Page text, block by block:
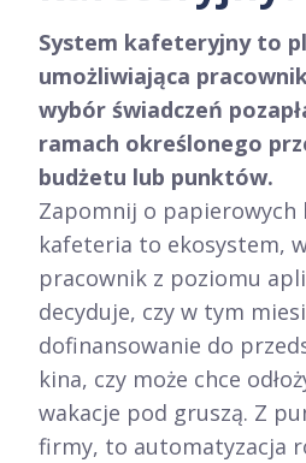
System kafeteryjny to
umożliwiająca
wybór świadczeń
ramach określonego
budżetu lub punktów.
Zapomnij o papierowych
kafeteria to ekosystem,
pracownik z poziomu
decyduje, czy w tym
dofinansowanie do
kina, czy może chce
wakacje pod gruszą. Z
firmy, to automatyzacja